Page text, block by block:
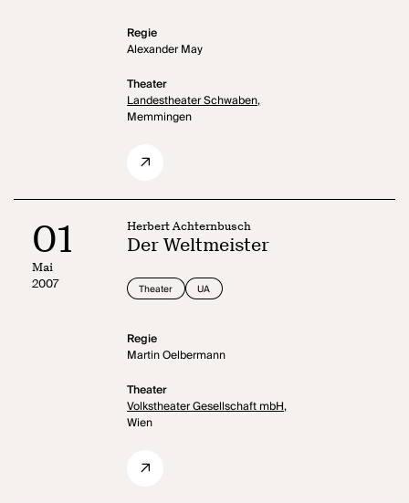
Regie
Alexander May
Theater
Landestheater Schwaben,
Memmingen
01
Mai
2007
Herbert Achternbusch
Der Weltmeister
Theater UA
Regie
Martin Oelbermann
Theater
Volkstheater Gesellschaft mbH,
Wien